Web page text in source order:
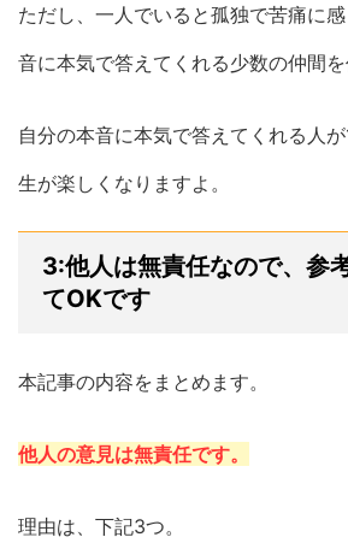
ただし、一人でいると孤独で苦痛に
音に本気で答えてくれる少数の仲間を
自分の本音に本気で答えてくれる人
生が楽しくなりますよ。
3:他人は無責任なので、参
てOKです
本記事の内容をまとめます。
他人の意見は無責任です。
理由は、下記3つ。